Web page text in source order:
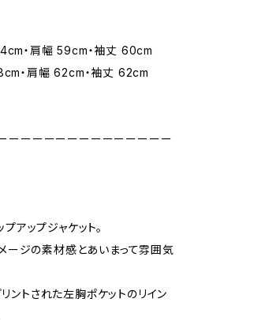
・肩幅 59cm・袖丈 60cm
・肩幅 62cm・袖丈 62cm
ーーーーーーーーーーーーーー
アップジャケット。
ージの素材感とあいまって雰囲気
トされた左胸ポケットのリイン